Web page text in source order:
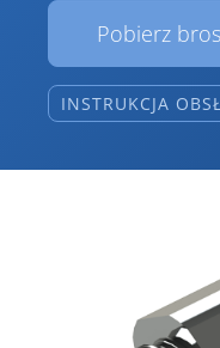
Pobierz
INSTRUKCJA